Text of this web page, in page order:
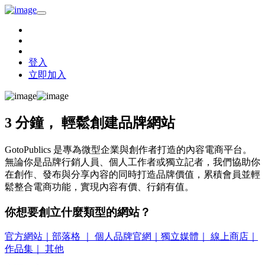
登入
立即加入
3 分鐘， 輕鬆創建品牌網站
GotoPublics 是專為微型企業與創作者打造的內容電商平台。
無論你是品牌行銷人員、個人工作者或獨立記者，我們協助你
在創作、發布與分享內容的同時打造品牌價值，累積會員並輕
鬆整合電商功能，實現內容有價、行銷有值。
你想要創立什麼類型的網站？
官方網站｜部落格 ｜ 個人品牌官網｜獨立媒體｜ 線上商店｜
作品集｜ 其他